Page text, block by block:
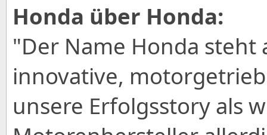
Honda über Honda:
"Der Name Honda
innovative,
unsere Erfolgsstory als